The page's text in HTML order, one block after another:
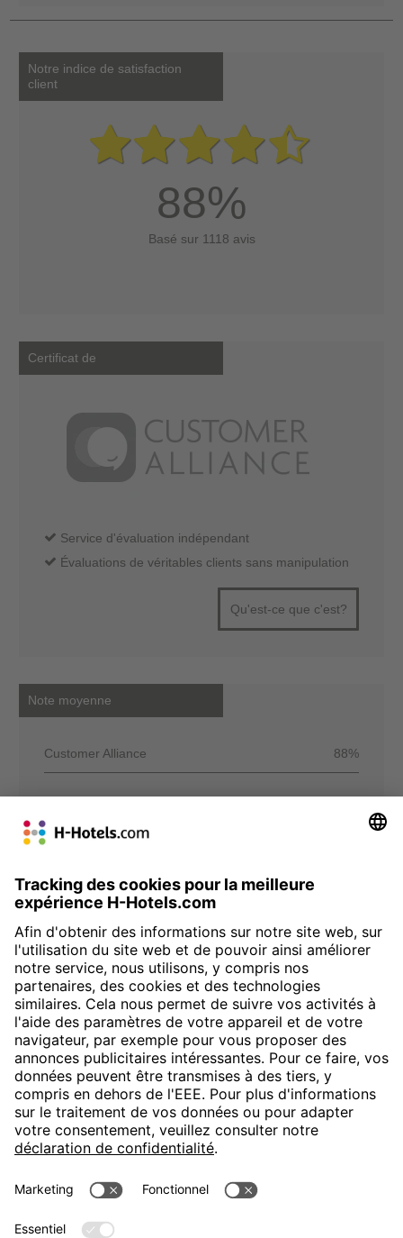
Notre indice de satisfaction
client
88%
Basé sur 1118 avis
Certificat de
Service d'évaluation indépendant
Évaluations de véritables clients sans manipulation
Qu'est-ce que c'est?
Note moyenne
Customer Alliance 88%
H-Hotels.com sponsorise le club de football suivant